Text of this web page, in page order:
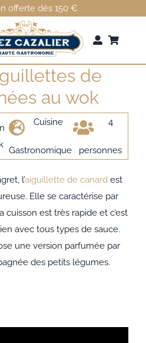
offerte dès 150 €
de
au wok
Cuisine
Gastronomique
4
personnes
l’aiguillette de canard est
Elle se caractérise par
cuisson est très rapide et c’est
avec tous types de sauce.
une version parfumée par
des petits légumes.